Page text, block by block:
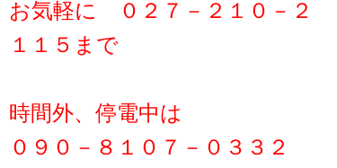
お気軽に ０２７－２１０－２
１１５まで
時間外、停電中は
０９０－８１０７－０３３２